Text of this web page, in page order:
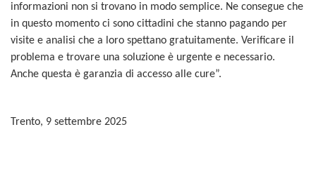
informazioni non si trovano in modo semplice. Ne consegue che
in questo momento ci sono cittadini che stanno pagando per
visite e analisi che a loro spettano gratuitamente. Verificare il
problema e trovare una soluzione è urgente e necessario.
Anche questa è garanzia di accesso alle cure”.
Trento, 9 settembre 2025